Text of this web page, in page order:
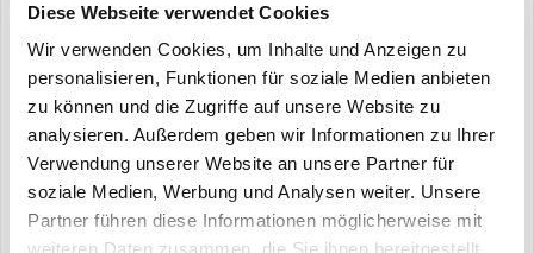
Diese Webseite verwendet Cookies
Wir verwenden Cookies, um Inhalte und Anzeigen zu
personalisieren, Funktionen für soziale Medien anbieten
zu können und die Zugriffe auf unsere Website zu
analysieren. Außerdem geben wir Informationen zu Ihrer
Verwendung unserer Website an unsere Partner für
soziale Medien, Werbung und Analysen weiter. Unsere
Partner führen diese Informationen möglicherweise mit
Letzte 24 Stunden
Letzte Woche
Letzter Monat
Letzte Sechs Monate
Letztes Jahr
Benutzerdefiniert